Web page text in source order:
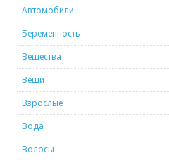
Автомобили
Беременность
Вещества
Вещи
Взрослые
Вода
Волосы